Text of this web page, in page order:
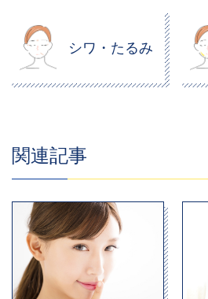
シワ・たるみ
関連記事